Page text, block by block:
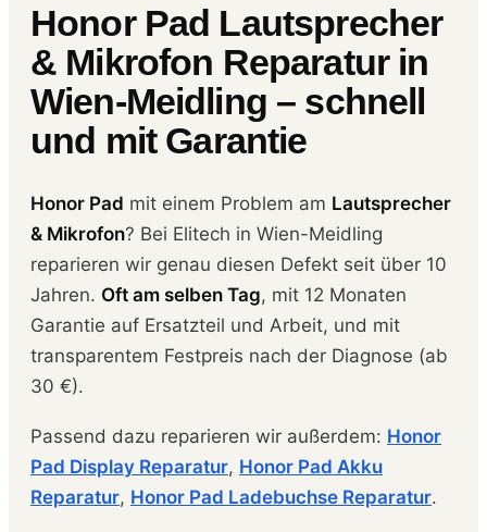
Honor Pad Lautsprecher
& Mikrofon Reparatur in
Wien-Meidling – schnell
und mit Garantie
Honor Pad mit einem Problem am Lautsprecher
& Mikrofon? Bei Elitech in Wien-Meidling
reparieren wir genau diesen Defekt seit über 10
Jahren. Oft am selben Tag, mit 12 Monaten
Garantie auf Ersatzteil und Arbeit, und mit
transparentem Festpreis nach der Diagnose (ab
30 €).
Passend dazu reparieren wir außerdem: Honor
Pad Display Reparatur, Honor Pad Akku
Reparatur, Honor Pad Ladebuchse Reparatur.